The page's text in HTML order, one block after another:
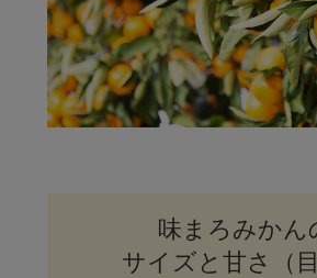
味まろみかん
サイズと甘さ（目